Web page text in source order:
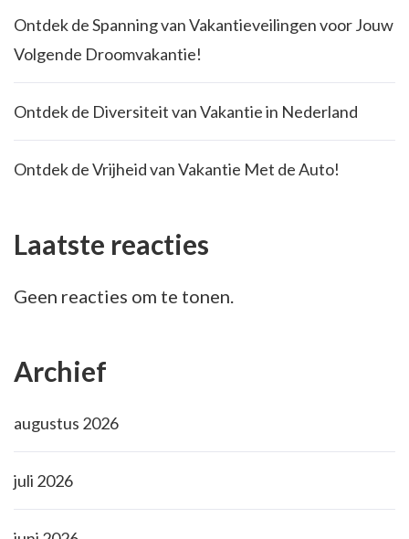
Ontdek de Spanning van Vakantieveilingen voor Jouw
Volgende Droomvakantie!
Ontdek de Diversiteit van Vakantie in Nederland
Ontdek de Vrijheid van Vakantie Met de Auto!
Laatste reacties
Geen reacties om te tonen.
Archief
augustus 2026
juli 2026